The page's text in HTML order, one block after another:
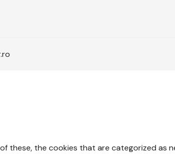
these, the cookies that are categorized as